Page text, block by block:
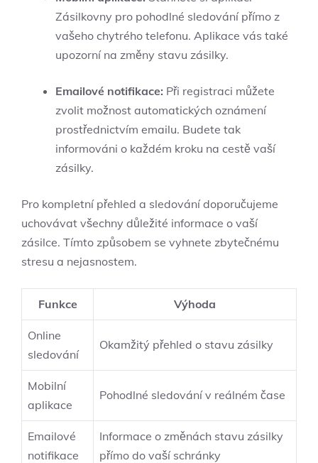
Zásilkovny pro pohodlné sledování přímo z
vašeho chytrého telefonu. Aplikace vás také
upozorní na změny stavu zásilky.
Emailové notifikace: Při registraci můžete
zvolit možnost automatických oznámení
prostřednictvím emailu. Budete tak
informováni o každém kroku na cestě vaší
zásilky.
Pro kompletní přehled a sledování doporučujeme
uchovávat všechny důležité informace o vaší
zásilce. Tímto způsobem se vyhnete zbytečnému
stresu a nejasnostem.
Funkce Výhoda
Online
sledování
Okamžitý přehled o stavu zásilky
Mobilní
aplikace
Pohodlné sledování v reálném čase
Emailové
notifikace
Informace o změnách stavu zásilky
přímo do vaší schránky